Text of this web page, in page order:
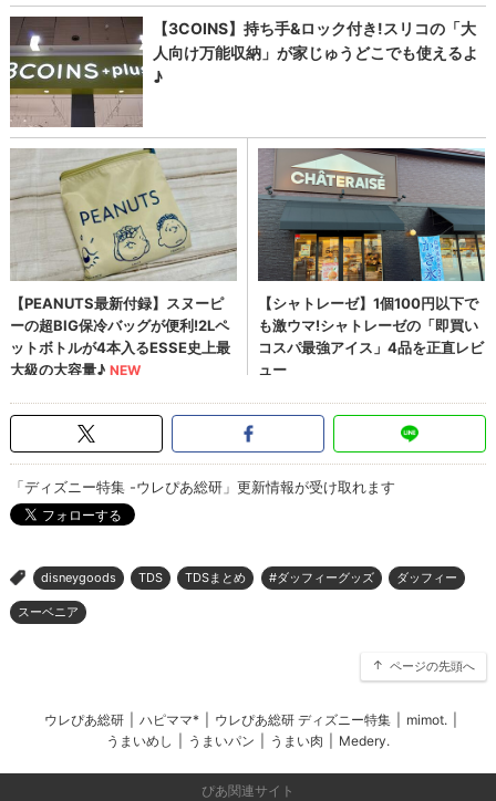
「ディズニー特集 -ウレぴあ総研」更新情報が受け取れます
> disneygoods TDS TDSまとめ #ダッフィーグッズ ダッフィー
スーベニア
ページの先頭へ
ウレぴあ総研 ハピママ* ウレぴあ総研 ディズニー特集 mimot.
うまいめし
うまいパン うまい肉 Medery.
ぴあ関連サイト